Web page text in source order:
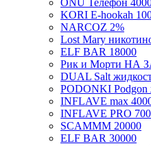
KORI E-hookah
NARCOZ 2%
Lost Mary
ELF BAR 18000
Рик и Морти НА
DUAL Salt
PODONKI Podgon
INFLAVE max
INFLAVE PRO
SCAMMM 20000
ELF BAR 30000